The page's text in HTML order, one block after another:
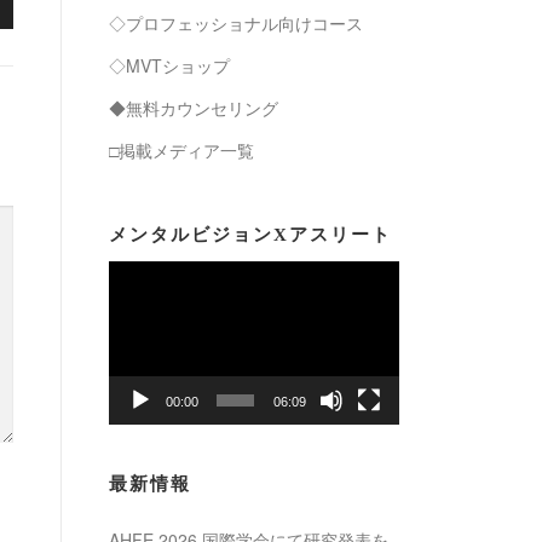
◇プロフェッショナル向けコース
◇MVTショップ
◆無料カウンセリング
□掲載メディア一覧
メンタルビジョンXアスリート
レ
ー
00:00 06:09
最新情報